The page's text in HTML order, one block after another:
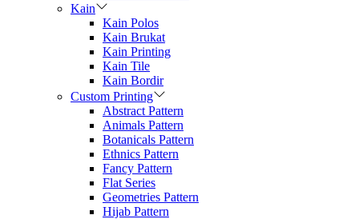
Kain
Kain Polos
Kain Brukat
Kain Printing
Kain Tile
Kain Bordir
Custom Printing
Abstract Pattern
Animals Pattern
Botanicals Pattern
Ethnics Pattern
Fancy Pattern
Flat Series
Geometries Pattern
Hijab Pattern